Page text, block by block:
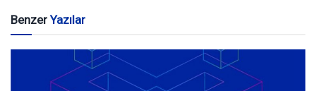
BenzerYazılar